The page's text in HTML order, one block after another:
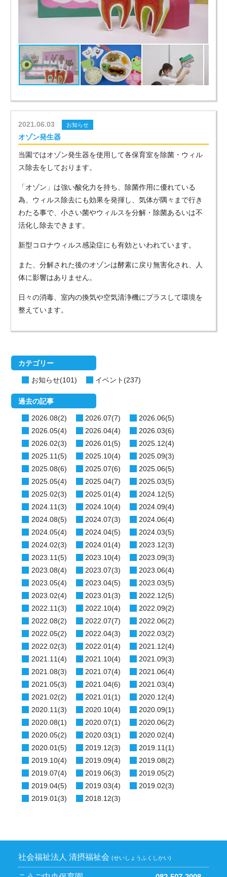
2021.06.03 お知らせ
オゾン発生器
当園ではオゾン発生器を使用して各保育室を除菌・ウィル
ス除去をしております。
「オゾン」は強い酸化力を持ち、除菌作用に優れている
為、ウィルス除去にも効果を発揮し、気体が隅々まで行き
わたる事で、小さい菌やウィルスを分解・除菌あるいは不
活化し除去できます。
新型コロナウィルス感染症にも有効といわれています。
また、分解された後のオゾンは酵素に戻り無害化され、人
体に影響はありません。
日々の消毒、室内の換気や空気清浄機にプラスして環境を
整えています。
カテゴリー
お知らせ(101) イベント(237)
過去の記事
2026.08(2) 2026.07(7)
2026.06(5)
2026.05(4)
2026.04(4)
2026.03(6)
2026.02(3)
2026.01(5)
2025.12(4)
2025.11(5)
2025.10(4)
2025.09(3)
2025.08(6)
2025.07(6)
2025.06(5)
2025.05(4)
2025.04(7)
2025.03(5)
2025.02(3)
2025.01(4)
2024.12(5)
2024.11(3)
2024.10(4)
2024.09(4)
2024.08(5)
2024.07(3)
2024.06(4)
2024.05(4)
2024.04(5)
2024.03(5)
2024.02(3)
2024.01(4)
2023.12(3)
2023.11(5)
2023.10(4)
2023.09(3)
2023.08(4)
2023.07(3)
2023.06(4)
2023.05(4)
2023.04(5)
2023.03(5)
2023.02(4)
2023.01(3)
2022.12(5)
2022.11(3)
2022.10(4)
2022.09(2)
2022.08(2)
2022.07(7)
2022.06(2)
2022.05(2)
2022.04(3)
2022.03(2)
2022.02(3)
2022.01(4)
2021.12(4)
2021.11(4)
2021.10(4)
2021.09(3)
2021.08(3)
2021.07(4)
2021.06(4)
2021.05(3)
2021.04(6)
2021.03(4)
2021.02(2)
2021.01(1)
2020.12(4)
2020.11(3)
2020.10(4)
2020.09(1)
2020.08(1)
2020.07(1)
2020.06(2)
2020.05(2)
2020.03(1)
2020.02(4)
2020.01(5)
2019.12(3)
2019.11(1)
2019.10(4)
2019.09(4)
2019.08(2)
2019.07(4)
2019.06(3)
2019.05(2)
2019.04(5)
2019.03(4)
2019.02(3)
2019.01(3)
2018.12(3)
社会福祉法人 清摂福祉会 (せいしょうふくしかい)